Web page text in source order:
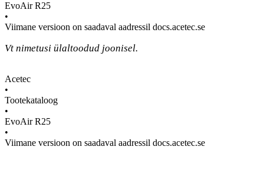
EvoAir R25
•
Viimane versioon on saadaval aadressil docs.acetec.se
Vt nimetusi ülaltoodud joonisel.
Acetec
•
Tootekataloog
•
EvoAir R25
•
Viimane versioon on saadaval aadressil docs.acetec.se